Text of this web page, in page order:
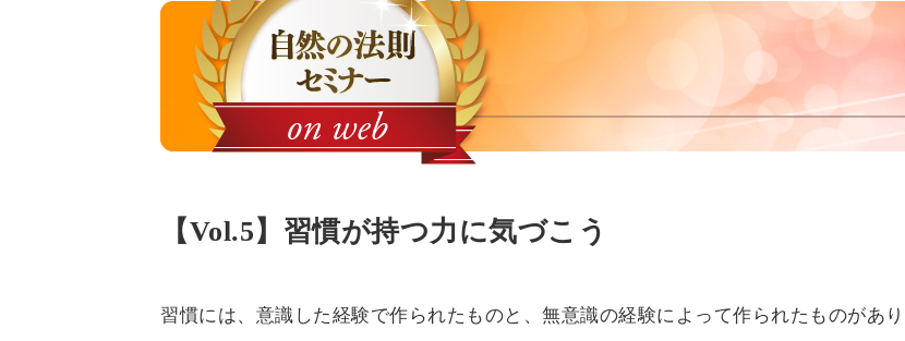
【Vol.5】習慣が持つ力に気づこう
習慣には、意識した経験で作られたものと、無意識の経験によって作られたものがあり